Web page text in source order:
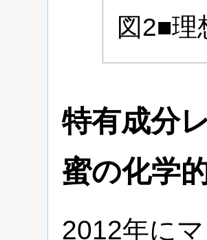
図2■
特有成分
蜜の化学
2012年に